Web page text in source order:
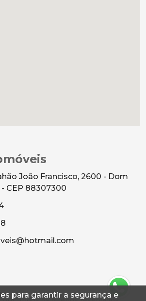
para garantir a segurança e
João Francisco, 2600 - Dom
CEP 88307300